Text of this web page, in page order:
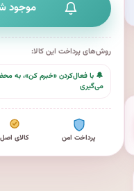
موجود
روش‌های پرداخت این کالا:
🔔 با فعال‌کردن «خبرم کن»، به
می‌گیری
پرداخت امن کالای اصل